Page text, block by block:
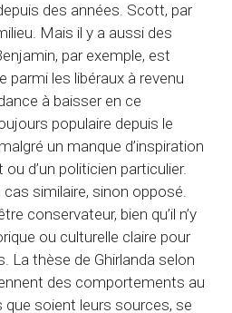
des années. Scott, par
Mais il y a aussi des
par exemple, est
parmi les libéraux à revenu
à baisser en ce
populaire depuis le
un manque d’inspiration
d’un politicien particulier.
similaire, sinon opposé.
conservateur, bien qu’il n’y
ou culturelle claire pour
La thèse de Ghirlanda selon
des comportements au
que soient leurs sources, se